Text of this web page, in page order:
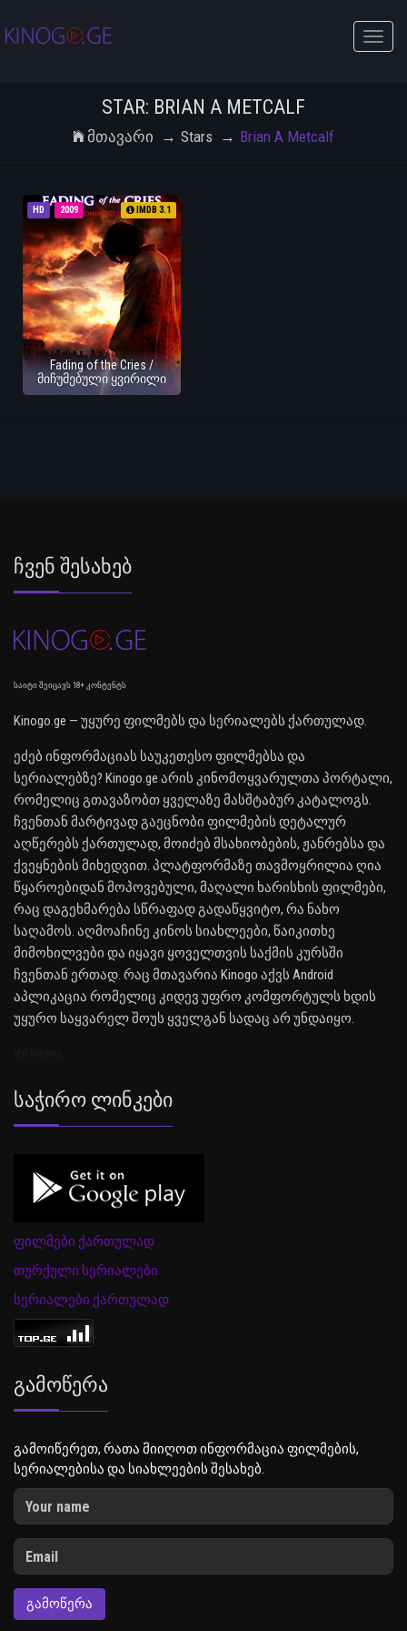
Toggle
STAR: BRIAN A METCALF
Მთავარი Stars Brian A Metcalf
HD 2009 IMDB 3.1
Fading of the Cries /
მიჩუმებული ყვირილი
Ჩვენ Შესახებ
საიტი შეიცავს 18+ კონტენტს
Kinogo.ge — უყურე ფილმებს და სერიალებს ქართულად.
ეძებ ინფორმაციას საუკეთესო ფილმებსა და
სერიალებზე? Kinogo.ge არის კინომოყვარულთა პორტალი,
რომელიც გთავაზობთ ყველაზე მასშტაბურ კატალოგს.
ჩვენთან მარტივად გაეცნობი ფილმების დეტალურ
აღწერებს ქართულად, მოიძებ მსახიობების, ჟანრებსა და
ქვეყნების მიხედვით. პლატფორმაზე თავმოყრილია ღია
წყაროებიდან მოპოვებული, მაღალი ხარისხის ფილმები,
რაც დაგეხმარება სწრაფად გადაწყვიტო, რა ნახო
საღამოს. აღმოაჩინე კინოს სიახლეები, წაიკითხე
მიმოხილვები და იყავი ყოველთვის საქმის კურსში
ჩვენთან ერთად. რაც მთავარია Kinogo აქვს Android
აპლიკაცია რომელიც კიდევ უფრო კომფორტულს ხდის
უყურო საყვარელ შოუს ყველგან სადაც არ უნდაიყო.
Საჭირო Ლინკები
ფილმები ქართულად
თურქული სერიალები
სერიალები ქართულად
Გამოწერა
გამოიწერეთ, რათა მიიღოთ ინფორმაცია ფილმების,
სერიალებისა და სიახლეების შესახებ.
ᲒᲐᲛᲝᲬᲔᲠᲐ